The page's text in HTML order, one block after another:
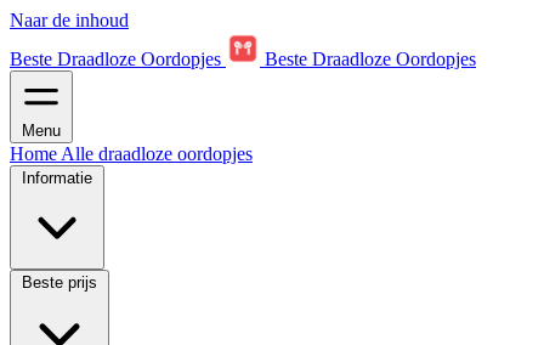
Naar de inhoud
Beste Draadloze Oordopjes
Beste Draadloze Oordopjes
Menu
Home Alle draadloze oordopjes
Informatie
Beste prijs